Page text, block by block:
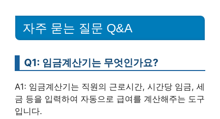
자주 묻는 질문 Q&A
Q1: 임금계산기는 무엇인가요?
A1: 임금계산기는 직원의 근로시간, 시간당 임금, 세
금 등을 입력하여 자동으로 급여를 계산해주는 도구
입니다.